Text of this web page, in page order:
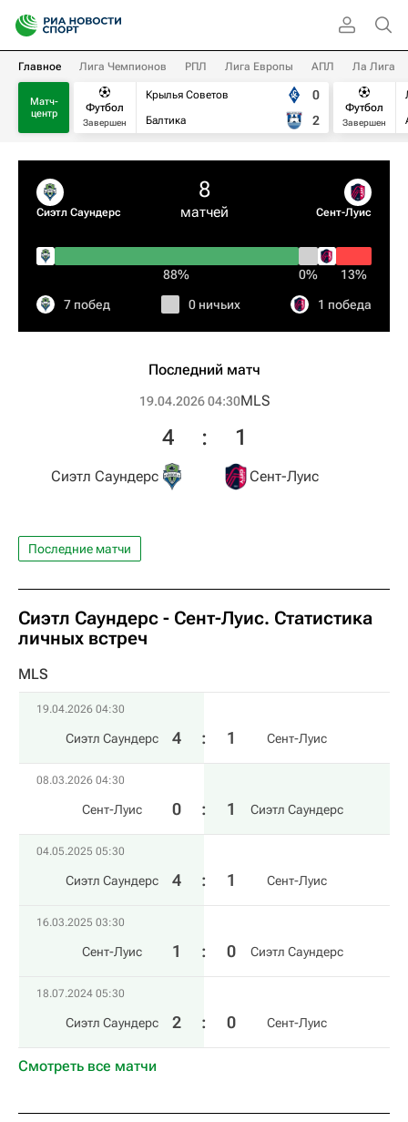
Главное Лига Чемпионов РПЛ Лига Европы АПЛ Ла Лига
Матч-
центр
Футбол
Завершен
Крылья Советов
Балтика
0
2
Футбол
Завершен
Сиэтл Саундерс
8
матчей Сент-Луис
88% 0% 13%
7 побед 0 ничьих 1 победа
Последний матч
19.04.2026 04:30MLS
Сиэтл Саундерс
4 : 1
Сент-Луис
Последние матчи
Сиэтл Саундерс - Сент-Луис. Статистика
личных встреч
MLS
19.04.2026 04:30
Сиэтл Саундерс 4 : 1 Сент-Луис
08.03.2026 04:30
Сент-Луис 0 : 1 Сиэтл Саундерс
04.05.2025 05:30
Сиэтл Саундерс 4 : 1 Сент-Луис
16.03.2025 03:30
Сент-Луис 1 : 0 Сиэтл Саундерс
18.07.2024 05:30
Сиэтл Саундерс 2 : 0 Сент-Луис
Смотреть все матчи